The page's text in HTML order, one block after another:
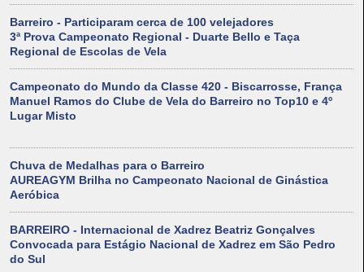
Barreiro - Participaram cerca de 100 velejadores
3ª Prova Campeonato Regional - Duarte Bello e Taça
Regional de Escolas de Vela
Campeonato do Mundo da Classe 420 - Biscarrosse, França
Manuel Ramos do Clube de Vela do Barreiro no Top10 e 4º
Lugar Misto
Chuva de Medalhas para o Barreiro
AUREAGYM Brilha no Campeonato Nacional de Ginástica
Aeróbica
BARREIRO - Internacional de Xadrez Beatriz Gonçalves
Convocada para Estágio Nacional de Xadrez em São Pedro
do Sul